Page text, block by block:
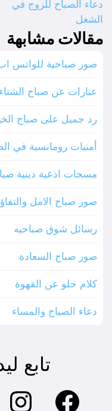
دعاء الصباح للزوج في
الشغل
مقالات مشابهة
صور صباحية للواتس
عبارات عن صباح الشتاء
رد جميل على صباح
أمنيات رومانسية في
مسجات ادعية دينية
صور صباح الامل
رسائل شوق صباحيه
صور صباح السعادة
كلام حلو عن القهوة
دعاء الصباح والمساء
تابع